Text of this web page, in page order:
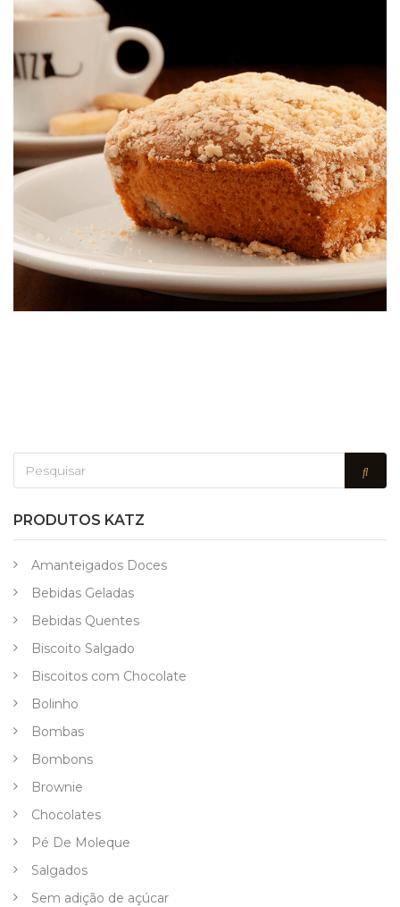
PRODUTOS KATZ
Amanteigados Doces
Bebidas Geladas
Bebidas Quentes
Biscoito Salgado
Biscoitos com Chocolate
Bolinho
Bombas
Bombons
Brownie
Chocolates
Pé De Moleque
Salgados
Sem adição de açúcar